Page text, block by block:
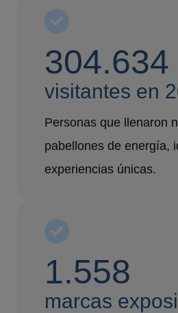
304.634
visitantes en
Personas que llenaron
pabellones de energía,
experiencias únicas.
1.558
marcas